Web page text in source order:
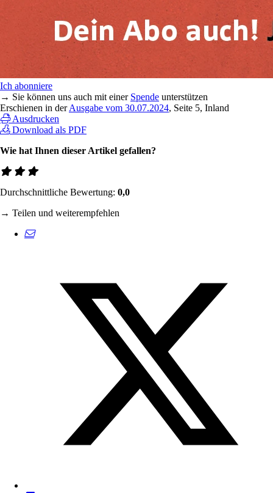
Ich abonniere
→ Sie können uns auch mit einer Spende unterstützen
Erschienen in derAusgabe vom 30.07.2024, Seite 5, Inland
Ausdrucken
Download als PDF
Wie hat Ihnen dieser Artikel gefallen?
Durchschnittliche Bewertung: 0,0
→ Teilen und weiterempfehlen